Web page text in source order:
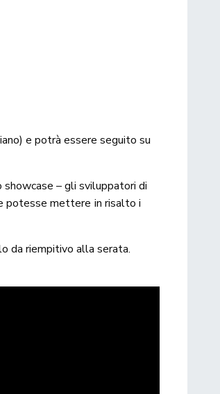
e potrà essere seguito su
– gli sviluppatori di
potesse mettere in risalto i
da riempitivo alla serata.